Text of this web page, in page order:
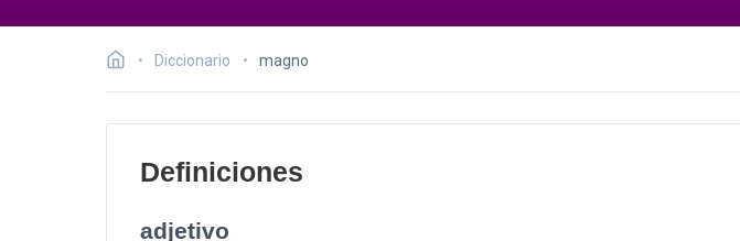
Diccionario magno
Definiciones
adjetivo